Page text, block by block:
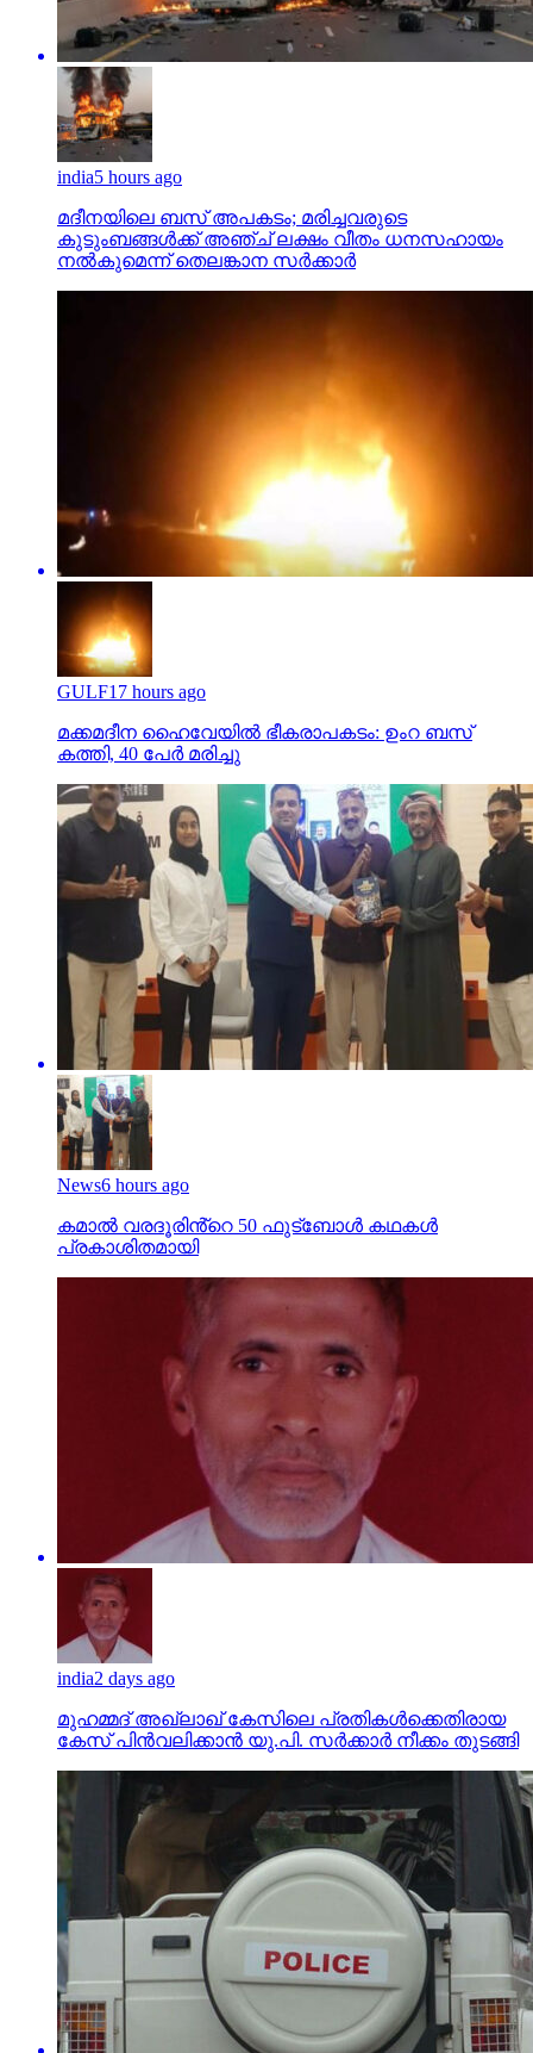
india5 hours ago
മദീനയിലെ ബസ് അപകടം; മരിച്ചവരുടെ
കുടുംബങ്ങള്‍ക്ക് അഞ്ച് ലക്ഷം വീതം ധനസഹായം
നല്‍കുമെന്ന് തെലങ്കാന സര്‍ക്കാര്‍
GULF17 hours ago
മക്കമദീന ഹൈവേയില്‍ ഭീകരാപകടം: ഉംറ ബസ്
കത്തി, 40 പേര്‍ മരിച്ചു
News6 hours ago
കമാൽ വരദൂരിൻ്റെ 50 ഫുട്ബോൾ കഥകൾ
പ്രകാശിതമായി
india2 days ago
മുഹമ്മദ് അഖ്‌ലാഖ് കേസിലെ പ്രതികള്‍ക്കെതിരായ
കേസ് പിന്‍വലിക്കാന്‍ യു.പി. സര്‍ക്കാര്‍ നീക്കം തുടങ്ങി